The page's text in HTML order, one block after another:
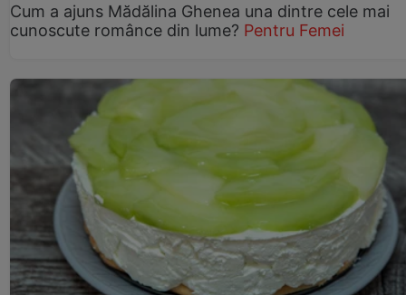
Cum a ajuns Mădălina Ghenea una dintre cele mai
cunoscute românce din lume? Pentru Femei